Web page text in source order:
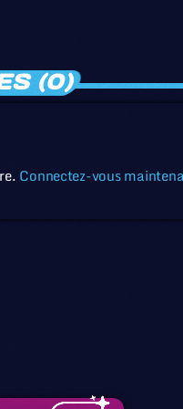
(0)
Connectez-vous